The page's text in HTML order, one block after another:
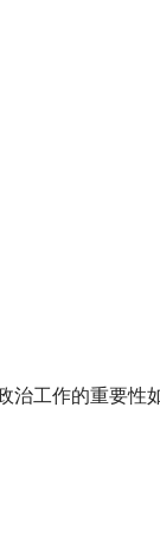
治工作的重要性